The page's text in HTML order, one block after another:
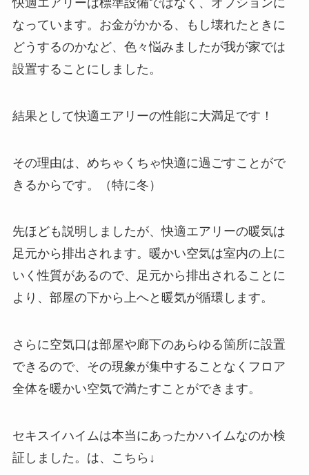
なっています。お金がかかる、もし壊れたときに
どうするのかなど、色々悩みましたが我が家では
設置することにしました。
結果として快適エアリーの性能に大満足です ！
その理由は、 めちゃくちゃ快適に過ごすことがで
きるからです。（特に冬）
先ほども説明しましたが、快適エアリーの暖気は
足元から排出されます。暖かい空気は室内の上に
いく性質があるので、足元から排出されることに
より、部屋の下から上へと暖気が循環します。
さらに空気口は部屋や廊下のあらゆる箇所に設置
できるので、その現象が集中することなくフロア
全体を暖かい空気で満たすことができます。
セキスイハイムは本当にあったかハイムなのか検
証しました。は、 こちら↓